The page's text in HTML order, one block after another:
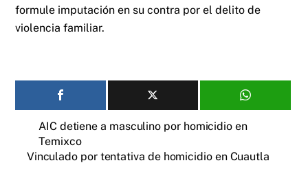
formule imputación en su contra por el delito de
violencia familiar.
AIC detiene a masculino por homicidio en
Temixco
Vinculado por tentativa de homicidio en Cuautla